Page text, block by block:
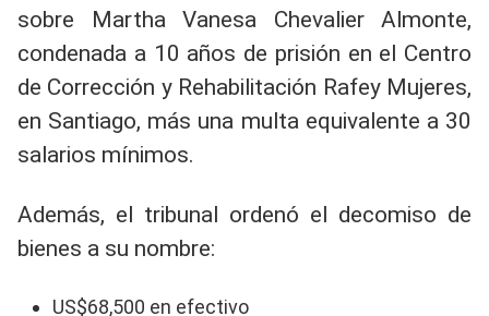
sobre Martha Vanesa Chevalier Almonte,
condenada a 10 años de prisión en el Centro
de Corrección y Rehabilitación Rafey Mujeres,
en Santiago, más una multa equivalente a 30
salarios mínimos.
Además, el tribunal ordenó el decomiso de
bienes a su nombre:
US$68,500 en efectivo